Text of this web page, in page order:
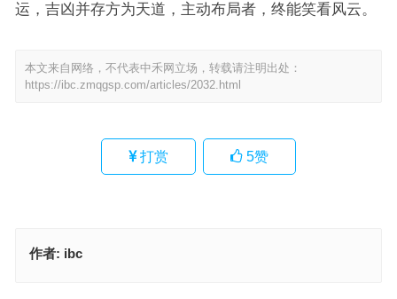
运，吉凶并存方为天道，主动布局者，终能笑看风云。
本文来自网络，不代表中禾网立场，转载请注明出处：
https://ibc.zmqgsp.com/articles/2032.html
打赏 5赞
作者: ibc